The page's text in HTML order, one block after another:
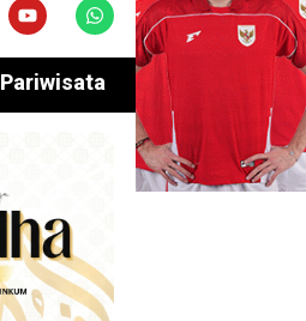
Pariwisata Edukasi